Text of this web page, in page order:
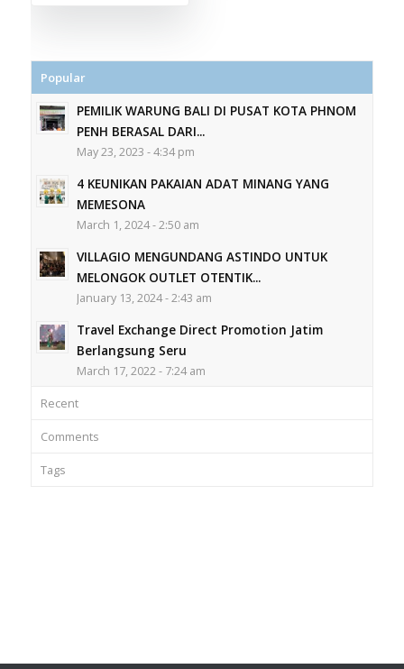
Popular
PEMILIK WARUNG BALI DI PUSAT KOTA PHNOM
PENH BERASAL DARI...
May 23, 2023 - 4:34 pm
4 KEUNIKAN PAKAIAN ADAT MINANG YANG
MEMESONA
March 1, 2024 - 2:50 am
VILLAGIO MENGUNDANG ASTINDO UNTUK
MELONGOK OUTLET OTENTIK...
January 13, 2024 - 2:43 am
Travel Exchange Direct Promotion Jatim
Berlangsung Seru
March 17, 2022 - 7:24 am
Recent
Comments
Tags